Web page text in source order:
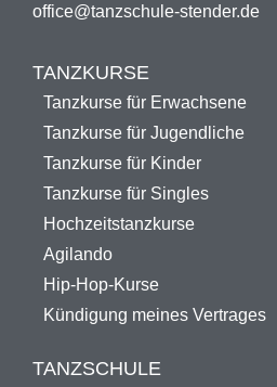
office@tanzschule-stender.de
TANZKURSE
Tanzkurse für Erwachsene
Tanzkurse für Jugendliche
Tanzkurse für Kinder
Tanzkurse für Singles
Hochzeitstanzkurse
Agilando
Hip-Hop-Kurse
Kündigung meines Vertrages
TANZSCHULE